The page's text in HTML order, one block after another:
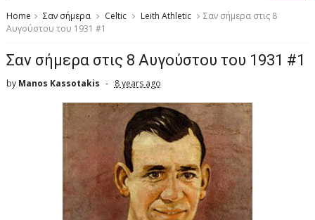
Home Σαν σήμερα Celtic Leith Athletic
Σαν σήμερα στις 8
Αυγούστου του 1931 #1
Σαν σήμερα στις 8 Αυγούστου του 1931 #1
by Manos Kassotakis 8 years ago